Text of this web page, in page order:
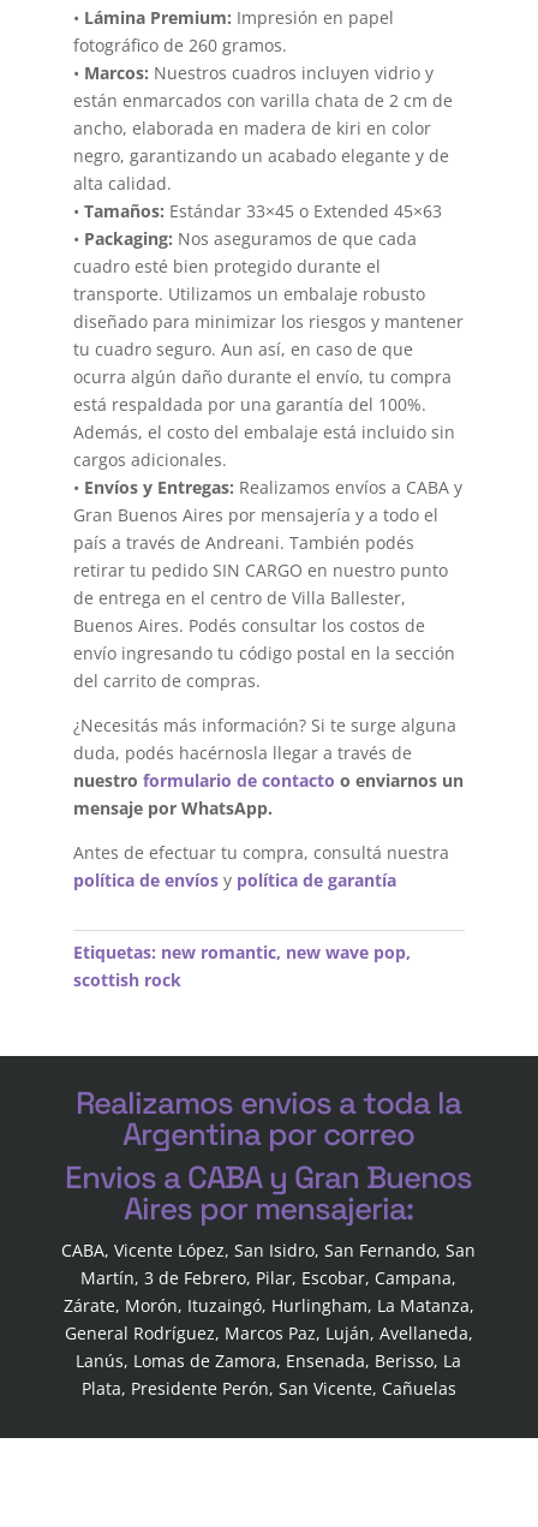
• Lámina Premium: Impresión en papel
fotográfico de 260 gramos.
• Marcos: Nuestros cuadros incluyen vidrio y
están enmarcados con varilla chata de 2 cm de
ancho, elaborada en madera de kiri en color
negro, garantizando un acabado elegante y de
alta calidad.
• Tamaños: Estándar 33×45 o Extended 45×63
• Packaging: Nos aseguramos de que cada
cuadro esté bien protegido durante el
transporte. Utilizamos un embalaje robusto
diseñado para minimizar los riesgos y mantener
tu cuadro seguro. Aun así, en caso de que
ocurra algún daño durante el envío, tu compra
está respaldada por una garantía del 100%.
Además, el costo del embalaje está incluido sin
cargos adicionales.
• Envíos y Entregas: Realizamos envíos a CABA y
Gran Buenos Aires por mensajería y a todo el
país a través de Andreani. También podés
retirar tu pedido SIN CARGO en nuestro punto
de entrega en el centro de Villa Ballester,
Buenos Aires. Podés consultar los costos de
envío ingresando tu código postal en la sección
del carrito de compras.
¿Necesitás más información? Si te surge alguna
duda, podés hacérnosla llegar a través de
nuestro formulario de contacto o enviarnos un
mensaje por WhatsApp.
Antes de efectuar tu compra, consultá nuestra
política de envíosy política de garantía
Etiquetas: new romantic, new wave pop,
scottish rock
Realizamos envios a toda la
Argentina por correo
Envios a CABA y Gran Buenos
Aires por mensajeria:
CABA, Vicente López, San Isidro, San Fernando, San
Martín, 3 de Febrero, Pilar, Escobar, Campana,
Zárate, Morón, Ituzaingó, Hurlingham, La Matanza,
General Rodríguez, Marcos Paz, Luján, Avellaneda,
Lanús, Lomas de Zamora, Ensenada, Berisso, La
Plata, Presidente Perón, San Vicente, Cañuelas